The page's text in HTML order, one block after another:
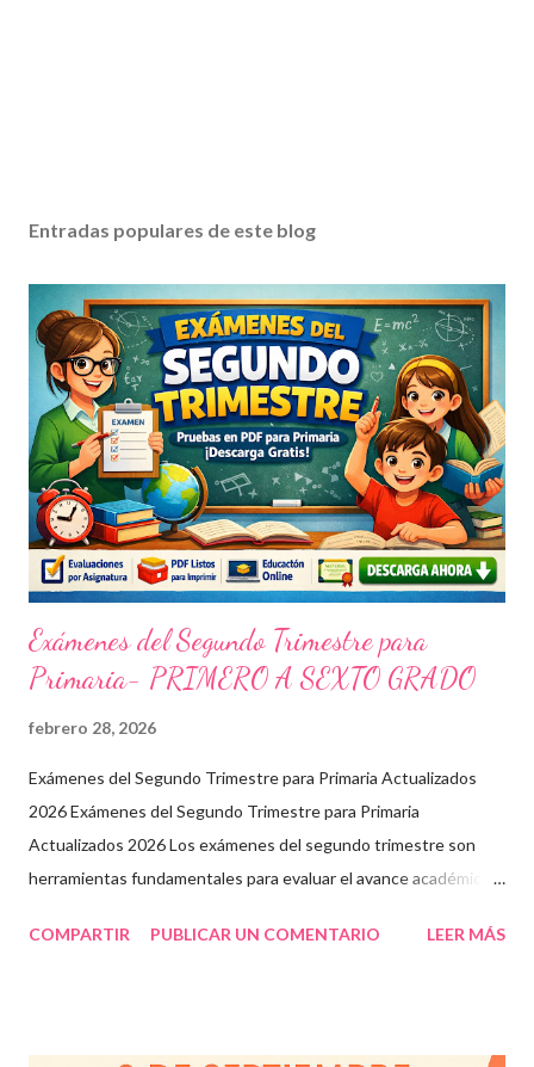
Entradas populares de este blog
Exámenes del Segundo Trimestre para
Primaria- PRIMERO A SEXTO GRADO
febrero 28, 2026
Exámenes del Segundo Trimestre para Primaria Actualizados
2026 Exámenes del Segundo Trimestre para Primaria
Actualizados 2026 Los exámenes del segundo trimestre son
herramientas fundamentales para evaluar el avance académico
descargable en PDF, diseñado para docentes que buscan
COMPARTIR PUBLICAR UN COMENTARIO LEER MÁS